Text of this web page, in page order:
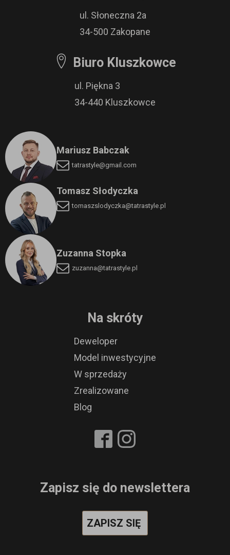
ul. Słoneczna 2a
34-500 Zakopane
Biuro Kluszkowce
ul. Piękna 3
34-440 Kluszkowce
Mariusz Babczak
tatrastyle@gmail.com
Tomasz Słodyczka
tomaszslodyczka@tatrastyle.pl
Zuzanna Stopka
zuzanna@tatrastyle.pl
Na skróty
Deweloper
Model inwestycyjne
W sprzedaży
Zrealizowane
Blog
Zapisz się do newslettera
ZAPISZ SIĘ